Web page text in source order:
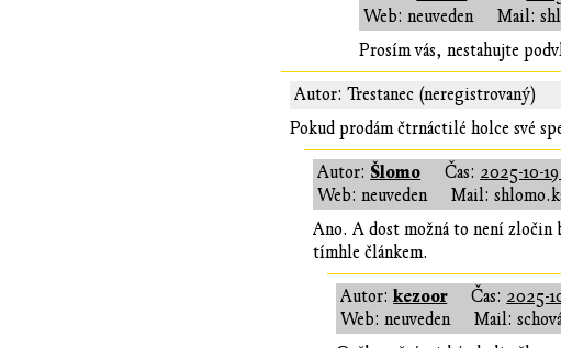
Web: neuveden
Mail:
Prosím vás, nestahujte
Autor: Trestanec (neregistrovaný)
Pokud prodám čtrnáctilé holce své
Autor: Šlomo Čas: 2025-10-
Web: neuveden
Mail:
Ano. A dost možná to není
tímhle článkem.
Autor:kezoor Čas: 2025-
Web: neuveden
Mail: